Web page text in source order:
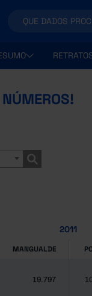
2011
MANGUALDE
19.797